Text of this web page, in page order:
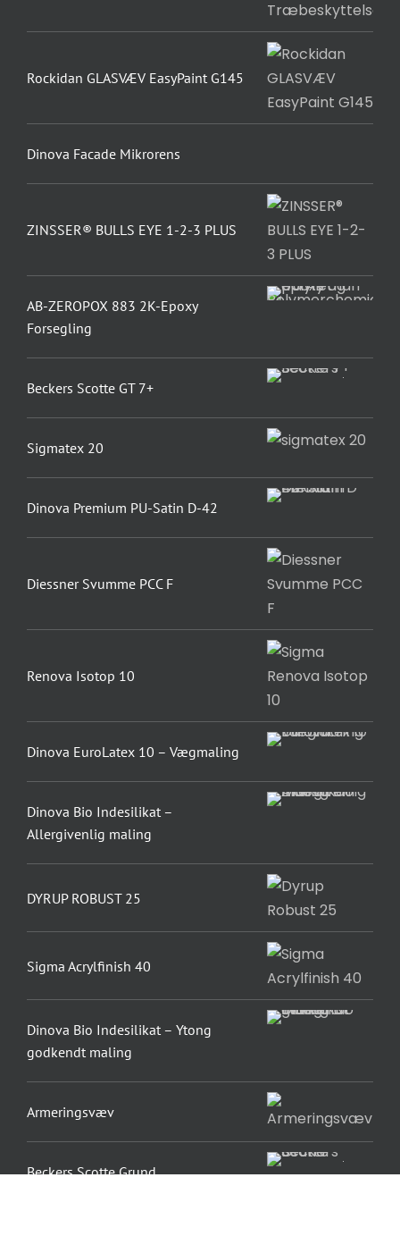
Rockidan GLASVÆV EasyPaint G145
Dinova Facade Mikrorens
ZINSSER® BULLS EYE 1-2-3 PLUS
AB-ZEROPOX 883 2K-Epoxy
Forsegling
Beckers Scotte GT 7+
Sigmatex 20
Dinova Premium PU-Satin D-42
Diessner Svumme PCC F
Renova Isotop 10
Dinova EuroLatex 10 – Vægmaling
Dinova Bio Indesilikat –
Allergivenlig maling
DYRUP ROBUST 25
Sigma Acrylfinish 40
Dinova Bio Indesilikat – Ytong
godkendt maling
Armeringsvæv
Beckers Scotte Grund